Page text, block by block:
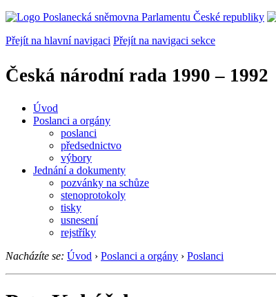
Přejít na hlavní navigaci Přejít na navigaci sekce
Česká národní rada 1990 – 1992
Úvod
Poslanci a orgány
poslanci
předsednictvo
výbory
Jednání a dokumenty
pozvánky na schůze
stenoprotokoly
tisky
usnesení
rejstříky
Nacházíte se: Úvod › Poslanci a orgány › Poslanci